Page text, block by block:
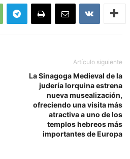
Artículo siguiente
La Sinagoga Medieval de la
judería lorquina estrena
nueva musealización,
ofreciendo una visita más
atractiva a uno de los
templos hebreos más
importantes de Europa